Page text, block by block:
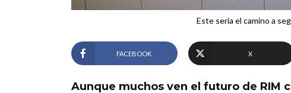
Este sería el camino a
FACEBOOK X
Aunque muchos ven el futuro de RIM